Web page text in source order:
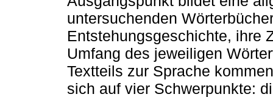
untersuchenden
Entstehungsgeschichte, ihre
Umfang des jeweiligen
Textteils zur Sprache
sich auf vier Schwerpunkte: